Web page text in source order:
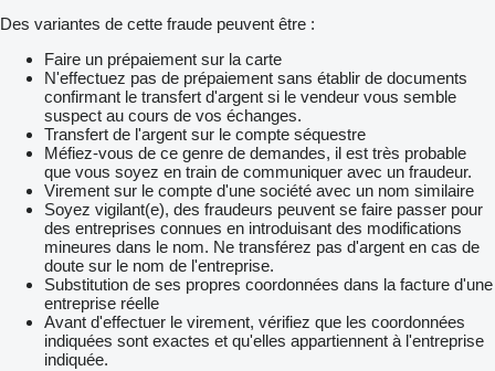
Des variantes de cette fraude peuvent être :
Faire un prépaiement sur la carte
N'effectuez pas de prépaiement sans établir de documents
confirmant le transfert d'argent si le vendeur vous semble
suspect au cours de vos échanges.
Transfert de l'argent sur le compte séquestre
Méfiez-vous de ce genre de demandes, il est très probable
que vous soyez en train de communiquer avec un fraudeur.
Virement sur le compte d'une société avec un nom similaire
Soyez vigilant(e), des fraudeurs peuvent se faire passer pour
des entreprises connues en introduisant des modifications
mineures dans le nom. Ne transférez pas d'argent en cas de
doute sur le nom de l'entreprise.
Substitution de ses propres coordonnées dans la facture d'une
entreprise réelle
Avant d'effectuer le virement, vérifiez que les coordonnées
indiquées sont exactes et qu'elles appartiennent à l'entreprise
indiquée.